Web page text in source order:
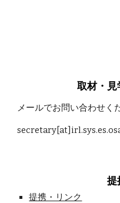
取材・見
メールでお問い合わせく
提
提携・リンク